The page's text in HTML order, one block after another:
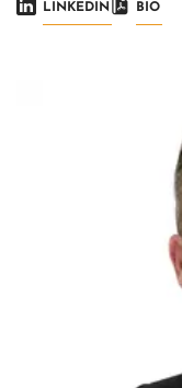
LINKEDIN BIO